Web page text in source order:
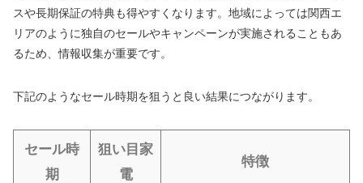
スや長期保証の特典も得やすくなります。地域によっては関西エ
リアのように独自のセールやキャンペーンが実施されることもあ
るため、情報収集が重要です。
下記のようなセール時期を狙うと良い結果につながります。
セール時
期
狙い目家
電
特徴